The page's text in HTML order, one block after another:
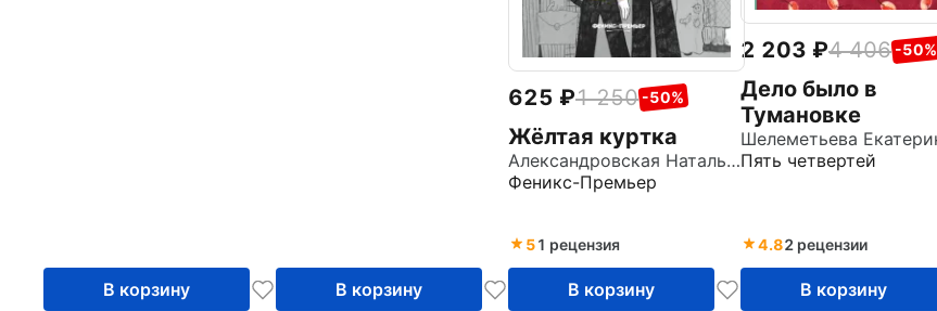
В корзину В корзину
625 1 250 -50%
Жёлтая куртка
Александровская Наталья Александровна
Феникс-Премьер
51 рецензия
В корзину
2 203 4 406 -50%
Дело было в
Тумановке
Пять четвертей
4.82 рецензии
В корзину